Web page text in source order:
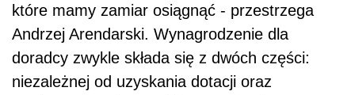
które mamy zamiar osiągnąć - przestrzega
Andrzej Arendarski. Wynagrodzenie dla
doradcy zwykle składa się z dwóch części:
niezależnej od uzyskania dotacji oraz